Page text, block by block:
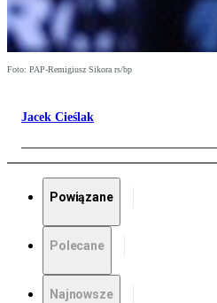
Foto: PAP-Remigiusz Sikora rs/bp
Jacek Cieślak
Powiązane
Polecane
Najnowsze